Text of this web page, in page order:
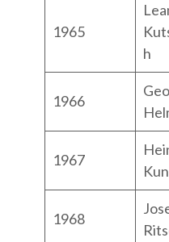
1965
h
1966
1967
1968